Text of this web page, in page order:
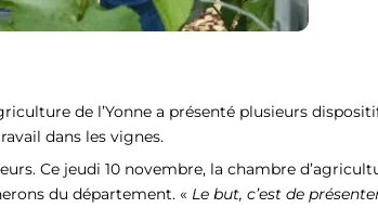
de l’Yonne a présenté plusieurs
dans les vignes.
Ce jeudi 10 novembre, la chambre
du département. « Le but, c’est de